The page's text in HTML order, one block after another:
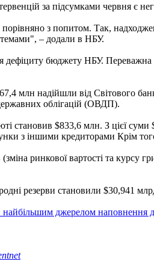
за підсумками червня є
з попитом. Так,
– додали в НБУ.
бюджету НБУ.
млн надійшли від Світового
облігацій (ОВДП).
становив $833,6 млн. З цієї
з іншими кредиторами Крім
ринкової вартості та курсу
резерви становили $30,941
найбільшим джерелом наповнення